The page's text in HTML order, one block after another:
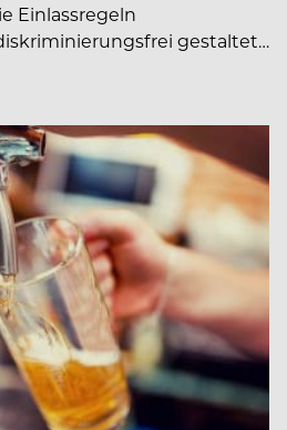
Einlassregeln
gestaltet…